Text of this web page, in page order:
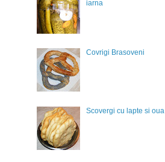
iarna
Covrigi Brasoveni
Scovergi cu lapte si oua